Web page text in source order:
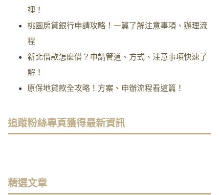
裡！
桃園房貸銀行申請攻略！一篇了解注意事項、辦理流
程
新北借款怎麼借？申請管道、方式、注意事項快速了
解！
原保地貸款全攻略！方案、申辦流程看這篇！
追蹤粉絲專頁獲得最新資訊
精選文章